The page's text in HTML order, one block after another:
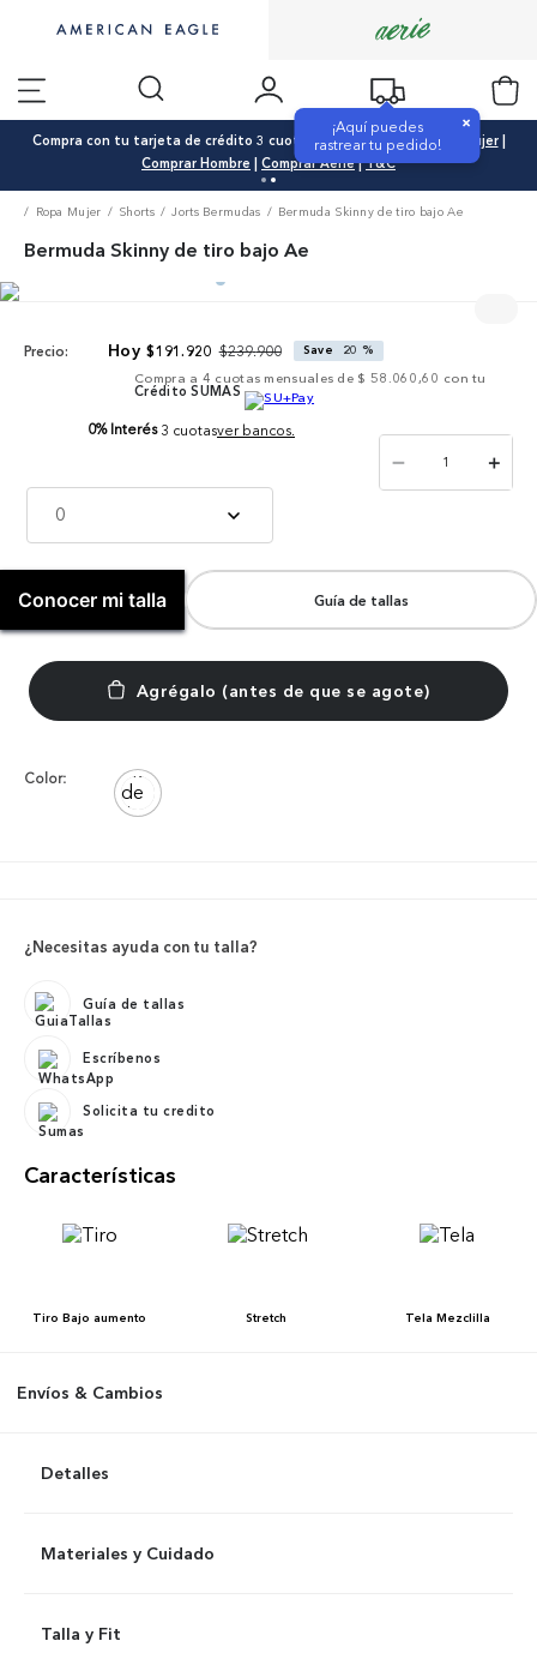
¡Aquí puedes
rastrear tu pedido!
×
Compra con tu tarjeta de crédito 3 cuotas 0% interés |Comprar Mujer|
Comprar Hombre | Comprar Aerie|T&C
Ropa Mujer Shorts Jorts Bermudas Bermuda Skinny de tiro bajo Ae
Bermuda Skinny de tiro bajo Ae
Precio: $191. 920 $239.900 Save 20 %
Compra a 4 cuotas mensuales de $ 58.060,60 con tu
Crédito SUMAS
0% Interés 3 cuotasver bancos.
0
＋
－
Conocer mi talla Guía de tallas
Color:
¿Necesitas ayuda con tu talla?
Guía de tallas
Escríbenos
Solicita tu credito
Características
Tiro Bajo aumento Stretch Tela Mezclilla
Envíos & Cambios
Detalles
Materiales y Cuidado
Talla y Fit